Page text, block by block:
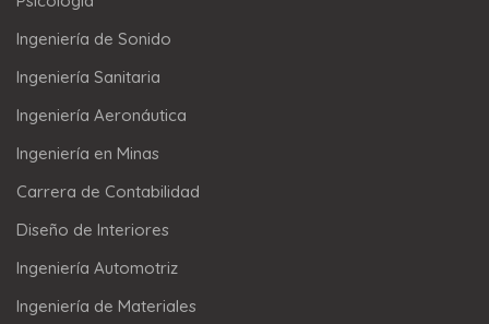
Ingeniería de Sonido
Ingeniería Sanitaria
Ingeniería Aeronáutica
Ingeniería en Minas
Carrera de Contabilidad
Diseño de Interiores
Ingeniería Automotriz
Ingeniería de Materiales